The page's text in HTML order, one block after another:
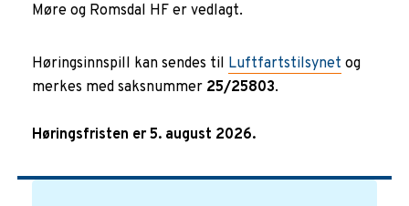
Møre og Romsdal HF er vedlagt.
Høringsinnspill kan sendes til Luftfartstilsynet og
merkes med saksnummer 25/25803.
Høringsfristen er 5. august 2026.